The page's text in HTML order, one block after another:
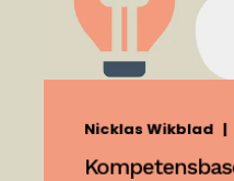
Nicklas Wikblad